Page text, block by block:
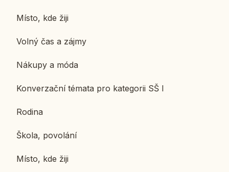
Místo, kde žiji
Volný čas a zájmy
Nákupy a móda
Kon­ver­zač­ní témata pro ka­te­go­rii SŠ I
Rodina
Škola, po­vo­lá­ní
Místo, kde žiji